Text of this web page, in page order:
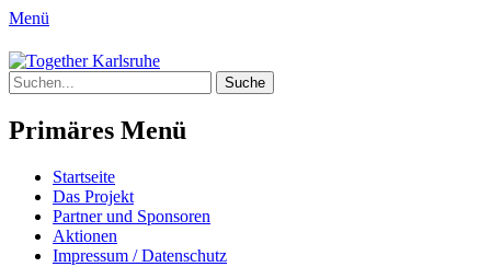
Menü
Together Karlsruhe
Integration von jungen Menschen mit
Fluchterfahrung und
Migrationshintergrund
Suche
nach:
Primäres Menü
Springe
zum
Inhalt
Startseite
Das Projekt
Partner und Sponsoren
Aktionen
Impressum / Datenschutz